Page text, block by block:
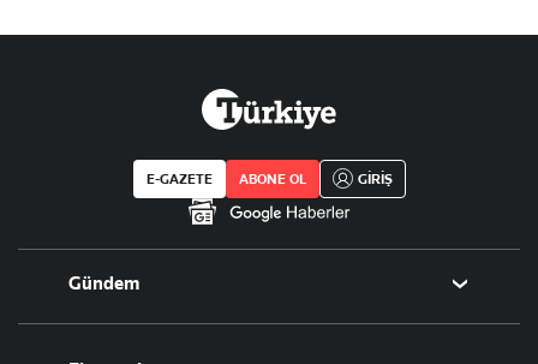
E-GAZETE ABONE OL GİRİŞ
Gündem
Politika